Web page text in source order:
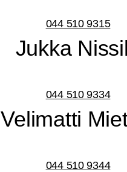
044 510 9315
Juk­ka
044 510 9334
Veli­mat­ti
044 510 9344